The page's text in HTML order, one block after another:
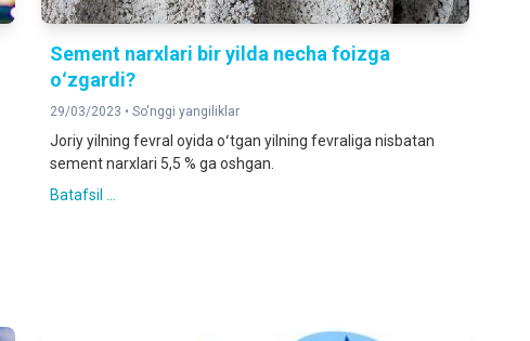
Sement narxlari bir yilda necha foizga
oʻzgardi?
29/03/2023 •So'nggi yangiliklar
Joriy yilning fevral oyida oʻtgan yilning fevraliga nisbatan
sement narxlari 5,5 % ga oshgan.
Batafsil ...